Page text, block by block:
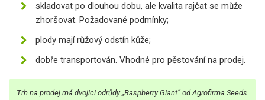
skladovat po dlouhou dobu, ale kvalita rajčat se může
zhoršovat. Požadované podmínky;
plody mají růžový odstín kůže;
dobře transportován. Vhodné pro pěstování na prodej.
Trh na prodej má dvojici odrůdy „Raspberry Giant“ od Agrofirma Seeds